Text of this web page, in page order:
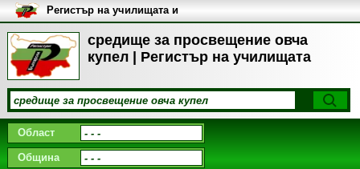
средище за просвещение овча
купел | Регистър на училищата
Регистър на училищата и
университетите в България
Област
Община